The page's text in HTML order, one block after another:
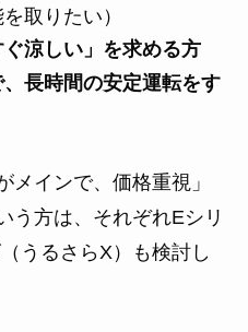
取りたい）
涼しい」を求める方
長時間の安定運転をす
メインで、価格重視」
う方は、それぞれEシリ
うるさらX）も検討し